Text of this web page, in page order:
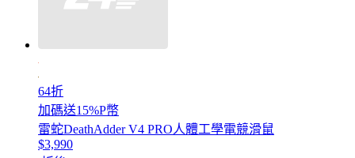
64折
加碼送15%P幣
雷蛇DeathAdder V4 PRO人體工學電競滑鼠
$3,990